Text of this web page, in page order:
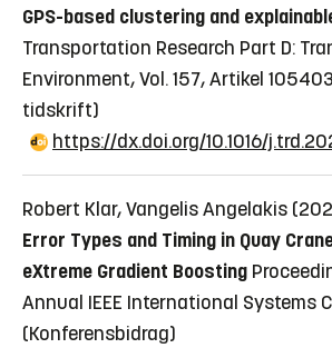
GPS-based clustering and
Transportation Research Part D:
Environment, Vol. 157, Artikel 105403
tidskrift)
https://dx.doi.org/10.1016/
Robert Klar, Vangelis Angelakis
Error Types and Timing in Quay
eXtreme Gradient Boosting
Annual IEEE International Systems
(Konferensbidrag)